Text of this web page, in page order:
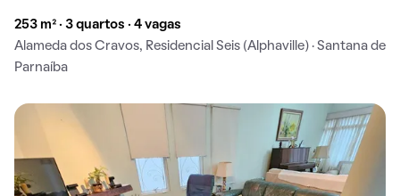
253 m² · 3 quartos · 4 vagas
Alameda dos Cravos, Residencial Seis (Alphaville) · Santana de
Parnaíba